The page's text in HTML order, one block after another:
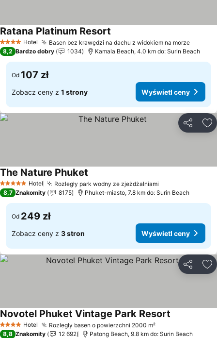
4 KategoriaHotel Basen bez krawędzi na dachu z widokiem na morze
Ratana Platinum Resort
8,2 Bardzo dobry 1034 Kamala Beach, 4.0 km do: Surin Beach
Od 107 zł
Zobacz ceny z 1 strony Wyświetl ceny
5 KategoriaHotel Rozległy park wodny ze zjeżdżalniami
The Nature Phuket
8,7 Znakomity 8175 Phuket-miasto, 7.8 km do: Surin Beach
Od 249 zł
Zobacz ceny z 3 stron Wyświetl ceny
4 KategoriaHotel Rozległy basen o powierzchni 2000 m²Wyświetl ceny
Novotel Phuket Vintage Park Resort
8,8 Znakomity 12 692 Patong Beach, 9.8 km do: Surin Beach